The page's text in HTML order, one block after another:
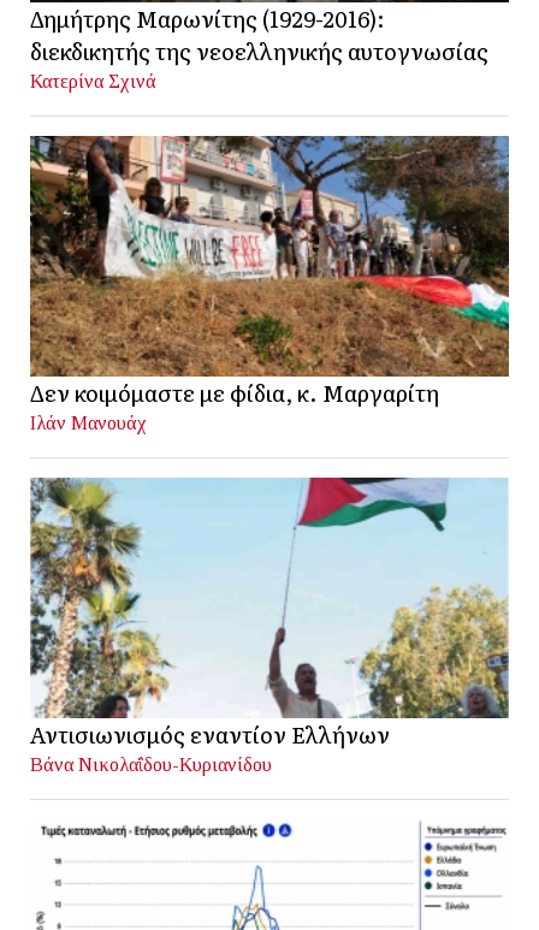
Δημήτρης Μαρωνίτης (1929-2016):
διεκδικητής της νεοελληνικής αυτογνωσίας
Κατερίνα Σχινά
Δεν κοιμόμαστε με φίδια, κ. Μαργαρίτη
Ιλάν Μανουάχ
Αντισιωνισμός εναντίον Ελλήνων
Βάνα Νικολαΐδου-Κυριανίδου